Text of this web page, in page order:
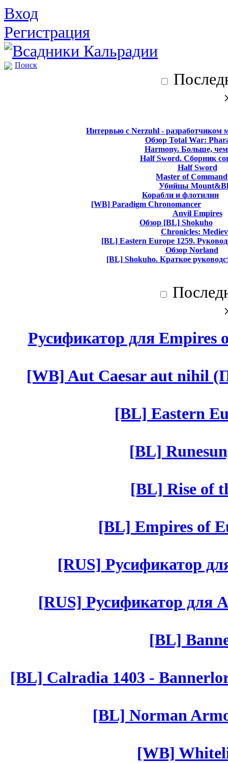
Вход
Регистрация
Поиск
Интервью с Nerzuhl - разработчиком
Обзор Total War:
Harmony. Больше,
Half Sword. Сборник
Half Sword
Master of Command
Убийцы
Корабли и флотилии
[WB] Paradigm Chronomancer
Anvil Empires
Обзор [BL] Shokuho
Chronicles:
[BL] Eastern Europe 1259.
Обзор Norland
[BL] Shokuho. Краткое
Русификатор для Empires
[WB] Aut Caesar aut nihil
[BL] Eastern
[BL]
[BL] Rise of
[BL] Empires of
[RUS] Русификатор
[RUS] Русификатор для
[BL]
[BL] Calradia 1403 -
[BL] Norman
[WB]